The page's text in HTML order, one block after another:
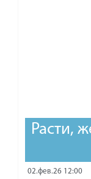
Расти,
02.фев.26 12:00